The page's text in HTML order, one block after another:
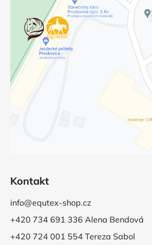
Kontakt
info@equtex-shop.cz
+420 734 691 336 Alena Bendová
+420 724 001 554 Tereza Sabol